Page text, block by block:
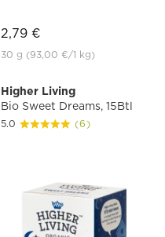
2,79 €
30 g (93,00 €/1 kg)
Higher Living
Bio Sweet Dreams, 15Btl
5.0 (6)